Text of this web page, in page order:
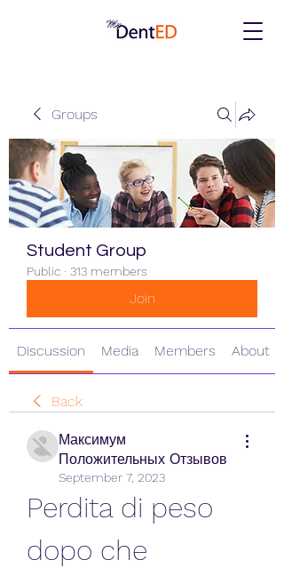
Groups
Student Group
Public · 313 members
Join
Discussion Media Members About
Back
Максимум
Положительных Отзывов
September 7, 2023
Perdita di peso
dopo che